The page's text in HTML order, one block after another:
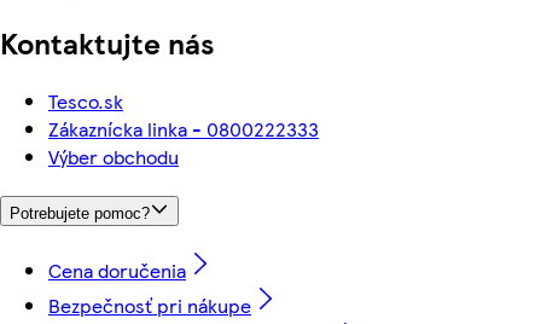
Kontaktujte nás
Tesco.sk
Zákaznícka linka - 0800222333
Výber obchodu
Potrebujete pomoc?
Cena doručenia
Bezpečnosť pri nákupe